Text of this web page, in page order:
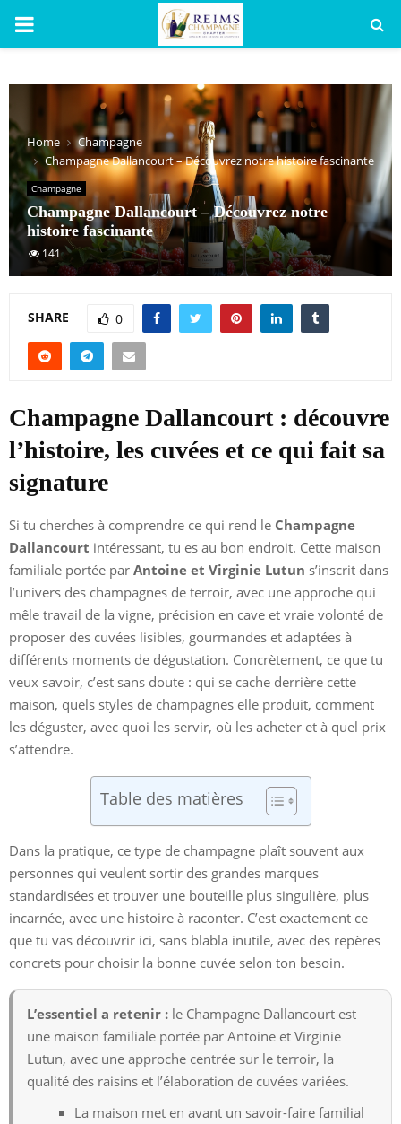
PRIMARY
Home
Champagne
Champagne Dallancourt – Découvrez notre histoire fascinante
Champagne
Champagne Dallancourt – Découvrez notre
histoire fascinante
141
SHARE 0
Champagne Dallancourt : découvre
l’histoire, les cuvées et ce qui fait sa
signature
Si tu cherches à comprendre ce qui rend le Champagne
Dallancourt intéressant, tu es au bon endroit. Cette maison
familiale portée par Antoine et Virginie Lutun s’inscrit dans
l’univers des champagnes de terroir, avec une approche qui
mêle travail de la vigne, précision en cave et vraie volonté de
proposer des cuvées lisibles, gourmandes et adaptées à
différents moments de dégustation. Concrètement, ce que tu
veux savoir, c’est sans doute : qui se cache derrière cette
maison, quels styles de champagnes elle produit, comment
les déguster, avec quoi les servir, où les acheter et à quel prix
s’attendre.
Table des matières
Dans la pratique, ce type de champagne plaît souvent aux
personnes qui veulent sortir des grandes marques
standardisées et trouver une bouteille plus singulière, plus
incarnée, avec une histoire à raconter. C’est exactement ce
que tu vas découvrir ici, sans blabla inutile, avec des repères
concrets pour choisir la bonne cuvée selon ton besoin.
L’essentiel a retenir : le Champagne Dallancourt est
une maison familiale portée par Antoine et Virginie
Lutun, avec une approche centrée sur le terroir, la
qualité des raisins et l’élaboration de cuvées variées.
La maison met en avant un savoir-faire familial